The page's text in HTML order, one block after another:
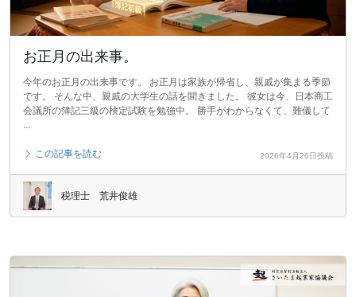
お正月の出来事。
今年のお正月の出来事です。 お正月は家族が帰省し、親戚が集まる季節
です。 そんな中、親戚の大学生の話を聞きました。 彼女は今、日本商工
会議所の簿記三級の検定試験を勉強中。 勝手がわからなくて、難儀して
...
この記事を読む 2026年4月26日投稿
税理士 荒井俊雄